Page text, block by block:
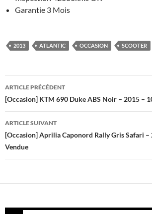
Garantie 3 Mois
2013 ATLANTIC OCCASION SCOOTER
Navigation
des
articles
ARTICLE PRÉCÉDENT
[Occasion] KTM 690 Duke ABS Noir – 2015 –
ARTICLE SUIVANT
[Occasion] Aprilia Caponord Rally Gris Safari –
Vendue